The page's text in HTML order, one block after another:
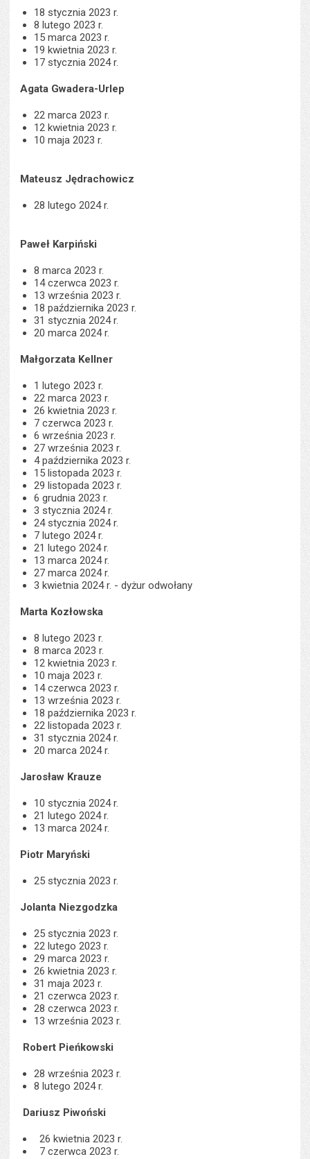
18 stycznia 2023 r.
8 lutego 2023 r.
15 marca 2023 r.
19 kwietnia 2023 r.
17 stycznia 2024 r.
Agata Gwadera-Urlep
22 marca 2023 r.
12 kwietnia 2023 r.
10 maja 2023 r.
Mateusz Jędrachowicz
28 lutego 2024 r.
Paweł Karpiński
8 marca 2023 r.
14 czerwca 2023 r.
13 września 2023 r.
18 października 2023 r.
31 stycznia 2024 r.
20 marca 2024 r.
Małgorzata Kellner
1 lutego 2023 r.
22 marca 2023 r.
26 kwietnia 2023 r.
7 czerwca 2023 r.
6 września 2023 r.
27 września 2023 r.
4 października 2023 r.
15 listopada 2023 r.
29 listopada 2023 r.
6 grudnia 2023 r.
3 stycznia 2024 r.
24 stycznia 2024 r.
7 lutego 2024 r.
21 lutego 2024 r.
13 marca 2024 r.
27 marca 2024 r.
3 kwietnia 2024 r. - dyżur odwołany
Marta Kozłowska
8 lutego 2023 r.
8 marca 2023 r.
12 kwietnia 2023 r.
10 maja 2023 r.
14 czerwca 2023 r.
13 września 2023 r.
18 października 2023 r.
22 listopada 2023 r.
31 stycznia 2024 r.
20 marca 2024 r.
Jarosław Krauze
10 stycznia 2024 r.
21 lutego 2024 r.
13 marca 2024 r.
Piotr Maryński
25 stycznia 2023 r.
Jolanta Niezgodzka
25 stycznia 2023 r.
22 lutego 2023 r.
29 marca 2023 r.
26 kwietnia 2023 r.
31 maja 2023 r.
21 czerwca 2023 r.
28 czerwca 2023 r.
13 września 2023 r.
Robert Pieńkowski
28 września 2023 r.
8 lutego 2024 r.
Dariusz Piwoński
26 kwietnia 2023 r.
7 czerwca 2023 r.